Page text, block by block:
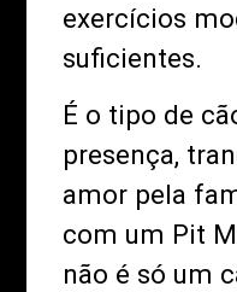
exercícios
suficientes.
É o tipo de
presença,
amor pela
com um Pit
não é só um